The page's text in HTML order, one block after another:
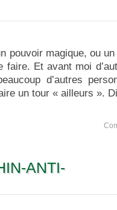
pouvoir magique, ou
faire. Et avant moi
d’autres
un tour « ailleurs ».
ANTI-